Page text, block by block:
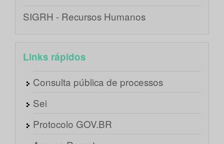
SIGRH - Recursos Humanos
Links rápidos
Consulta pública de processos
Sei
Protocolo GOV.BR